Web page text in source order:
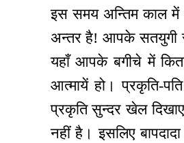
इस समय अन्तिम काल में
अन्तर है! आपके सतयुगी
यहाँ आपके बगीचे में
आत्मायें हो। प्रकृति-
प्रकृति सुन्दर खेल
नहीं है। इसलिए